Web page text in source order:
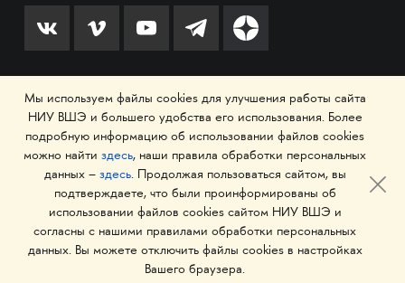
© 1993–2026 Национальный исследовательский
университет «Высшая школа экономики»
Мы используем файлы cookies для улучшения работы сайта
НИУ ВШЭ и большего удобства его использования. Более
подробную информацию об использовании файлов cookies
можно найти здесь, наши правила обработки персональных
данных – здесь. Продолжая пользоваться сайтом, вы
подтверждаете, что были проинформированы об
использовании файлов cookies сайтом НИУ ВШЭ и
согласны с нашими правилами обработки персональных
данных. Вы можете отключить файлы cookies в настройках
Вашего браузера.